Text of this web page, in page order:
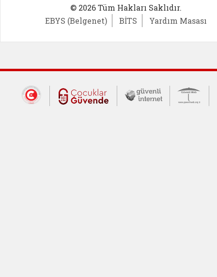
© 2026 Tüm Hakları Saklıdır.
EBYS (Belgenet)
BİTS Yardım Masası
Dış Bağlantılar
Cumhurbaşkanlığı İletişim Merkezi
Çocuklar Güvende (yeni
Güvenli